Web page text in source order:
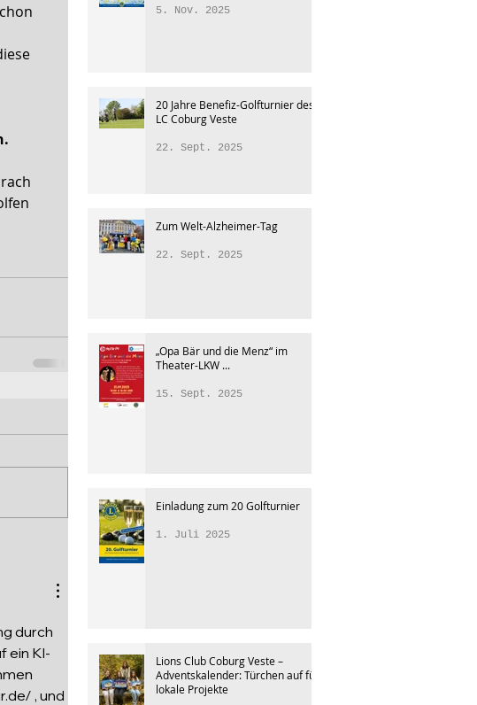
durch
ein KI-
, und
5. Nov. 2025
20 Jahre Benefiz-Golfturnier des
LC Coburg Veste
22. Sept. 2025
Zum Welt-Alzheimer-Tag
22. Sept. 2025
„Opa Bär und die Menz“ im
Theater-LKW ...
15. Sept. 2025
Einladung zum 20 Golfturnier
1. Juli 2025
Lions Club Coburg Veste –
Adventskalender: Türchen auf für
lokale Projekte